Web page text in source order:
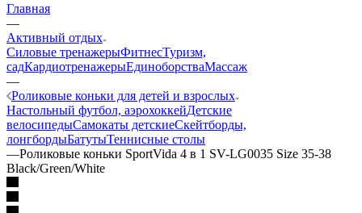
Главная
—
Активный отдых
Силовые тренажерыФитнесТуризм,
садКардиотренажерыЕдиноборстваМассаж
—
Роликовые коньки для детей и взрослых
Настольный футбол, аэрохоккейДетские
велосипедыСамокаты детскиеСкейтборды,
лонгбордыБатутыТеннисные столы
—Роликовые коньки SportVida 4 в 1 SV-LG0035 Size 35-38
Black/Green/White